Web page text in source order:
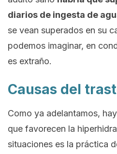
diarios de ingesta de
se vean superados en su
podemos imaginar, en
es extraño.
Causas del
Como ya adelantamos,
que favorecen la
situaciones es la práctica